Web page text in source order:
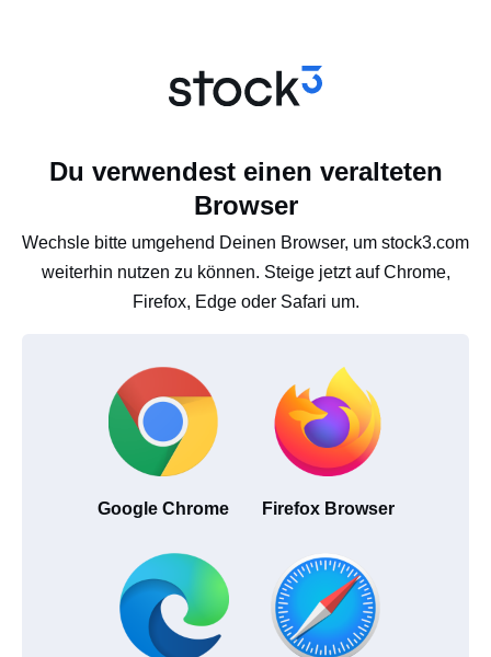
Du verwendest einen veralteten
Browser
Wechsle bitte umgehend Deinen Browser, um stock3.com
weiterhin nutzen zu können. Steige jetzt auf Chrome,
Firefox, Edge oder Safari um.
Google Chrome Firefox Browser